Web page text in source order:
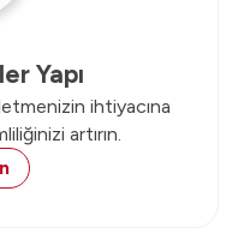
Yapı
ihtiyacına
artırın.